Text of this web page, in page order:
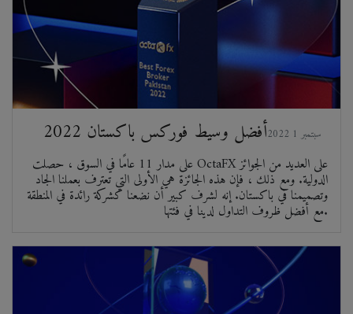
أفضل وسيط فوركس باكستان 2022
على مدار 11 عامًا في السوق ، حصلت OctaFX على العديد من الجوائز
الدولية. ومع ذلك ، فإن هذه الجائزة هي الأولى التي تعترف بعملنا الجاد
وتصميمنا في باكستان. إنه لشرف كبير أن نضعنا كشركة رائدة في المنطقة
مع أفضل ظروف التداول لدينا في فئتها.